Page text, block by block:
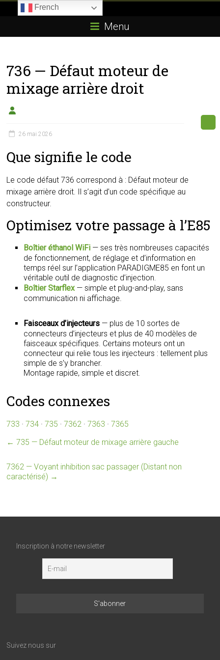
E85.com
passion
boîtier
éthanol
Menu
736 — Défaut moteur de
mixage arrière droit
26 mai 2026
Que signifie le code
Le code défaut 736 correspond à : Défaut moteur de
mixage arrière droit. Il s’agit d’un code spécifique au
constructeur.
Optimisez votre passage à l’E85
Boîtier éthanol WiFi — ses très nombreuses capacités
de fonctionnement, de réglage et d’information en
temps réel sur l’application PARADIGME85 en font un
véritable outil de diagnostic d’injection.
Boîtier Starflex— simple et plug-and-play, sans
communication ni affichage.
Faisceaux d’injecteurs — plus de 10 sortes de
connecteurs d’injecteurs et plus de 40 modèles de
faisceaux spécifiques. Certains moteurs ont un
connecteur qui relie tous les injecteurs : tellement plus
simple de s’y brancher.
Montage rapide, simple et discret.
Codes connexes
733 ·734 ·735 ·7362 ·7363 ·7365
← 735 — Défaut moteur de mixage arrière gauche
7362 — Voyant inhibition sac passager (Distant non
caractérisé) →
Inscription à notre newsletter
Suivez nous sur
French